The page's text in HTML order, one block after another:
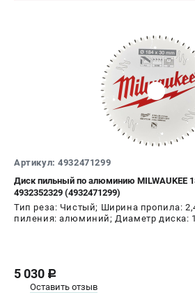
Артикул: 4932471299
Диск пильный по алюминию MILWAUKEE
4932352329 (4932471299)
Тип реза: Чистый; Ширина пропила:
пиления: алюминий; Диаметр диска:
5 030 c
Оставить отзыв